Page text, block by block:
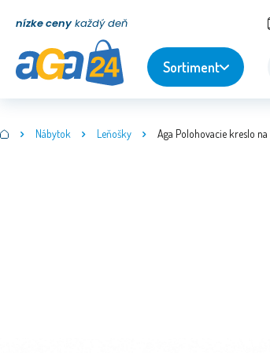
nízke ceny každý deň
Sortiment
Nábytok Leňošky Aga Polohovacie kreslo